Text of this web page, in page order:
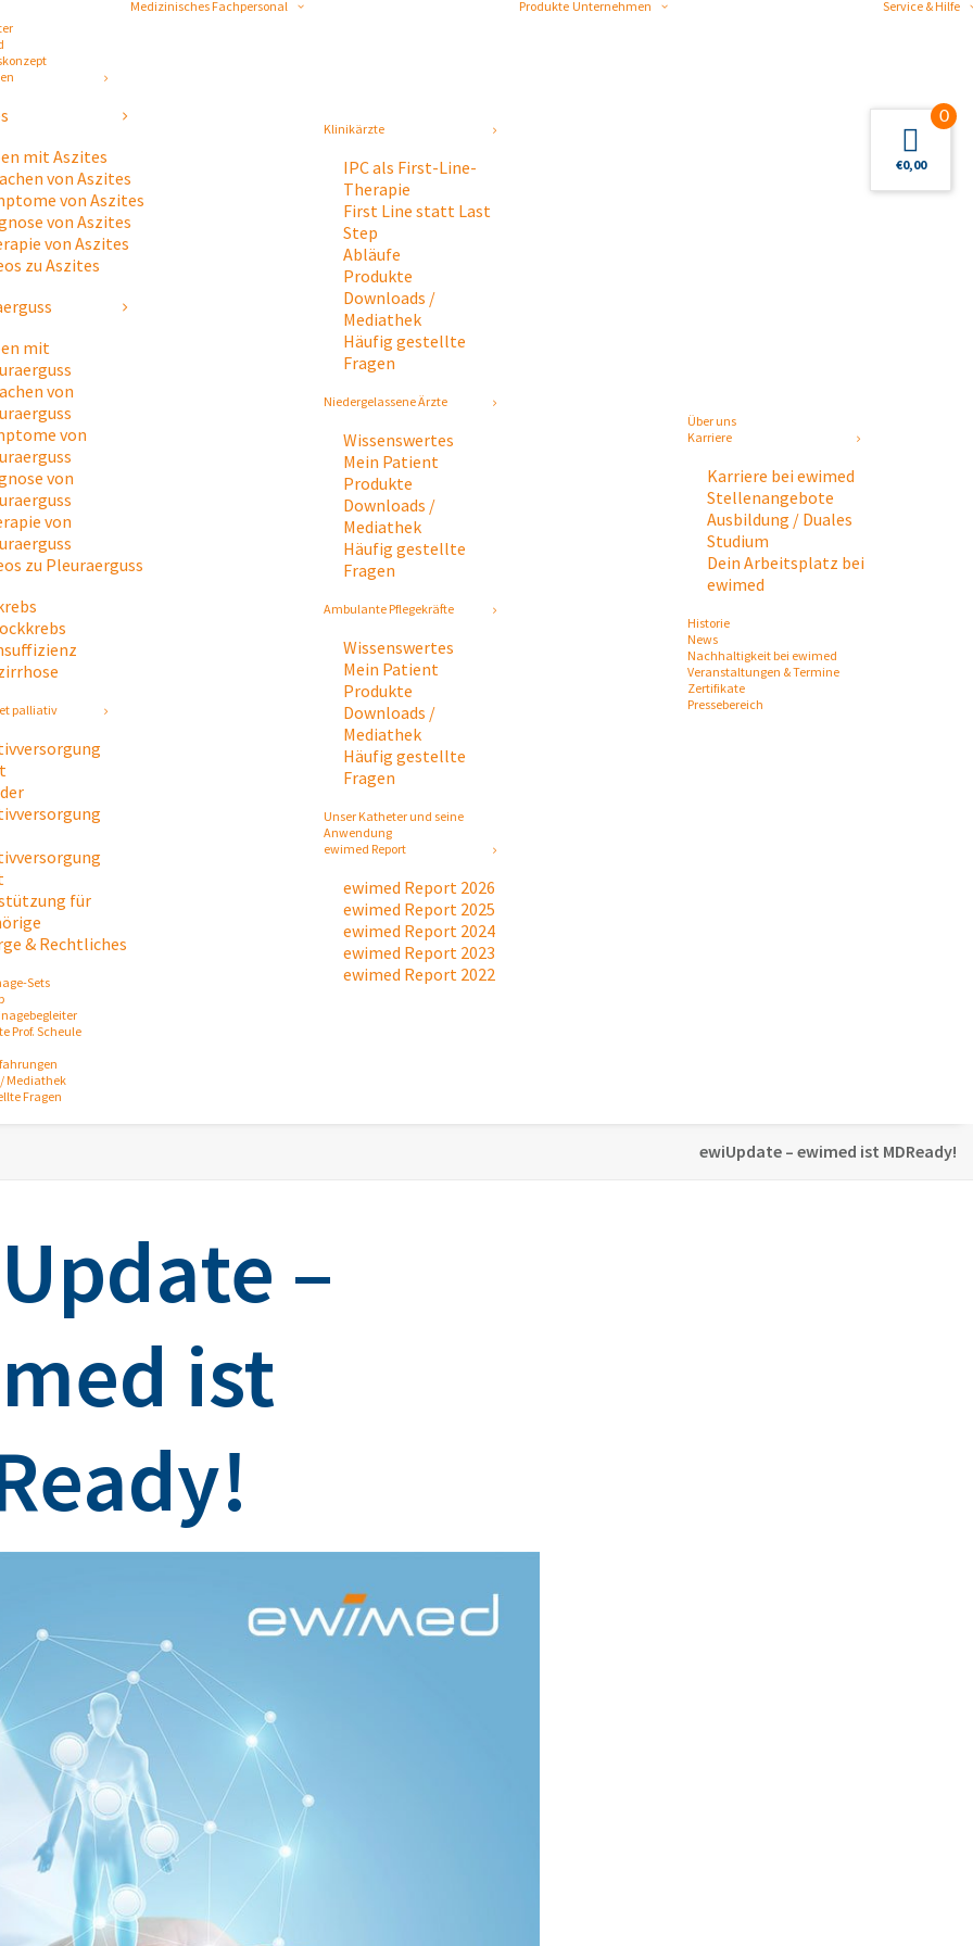
mit Aszites
von Aszites
von Aszites
von Aszites
von Aszites
zu Aszites
mit
von
von
von
von
zu Pleuraerguss
palliativ
für
& Rechtliches
Sets
Prof. Scheule
Mediathek
Fragen
Medizinisches Fachpersonal
Klinikärzte
IPC als First-Line-
Therapie
First Line statt Last
Step
Abläufe
Produkte
Downloads /
Mediathek
Häufig gestellte
Fragen
Niedergelassene Ärzte
Wissenswertes
Mein Patient
Produkte
Downloads /
Mediathek
Häufig gestellte
Fragen
Ambulante Pflegekräfte
Wissenswertes
Mein Patient
Produkte
Downloads /
Mediathek
Häufig gestellte
Fragen
Unser Katheter und seine
Anwendung
ewimed Report
ewimed Report 2026
ewimed Report 2025
ewimed Report 2024
ewimed Report 2023
ewimed Report 2022
Produkte Unternehmen
Über uns
Karriere
Karriere bei ewimed
Stellenangebote
Ausbildung / Duales
Studium
Dein Arbeitsplatz bei
ewimed
Historie
News
Nachhaltigkeit bei ewimed
Veranstaltungen & Termine
Zertifikate
Pressebereich
Service & Hilfe
ewiUpdate – ewimed ist MDReady!
–
ist
0
€0,00